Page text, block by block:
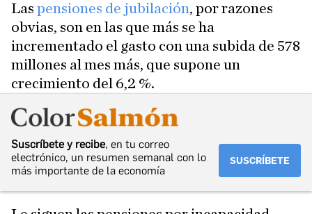
Las pensiones de jubilación, por razones
obvias, son en las que más se ha
incrementado el gasto con una subida de 578
millones al mes más, que supone un
crecimiento del 6,2 %.
Suscríbete y recibe, en tu correo
electrónico, un resumen semanal con lo
más importante de la economía
SUSCRÍBETE